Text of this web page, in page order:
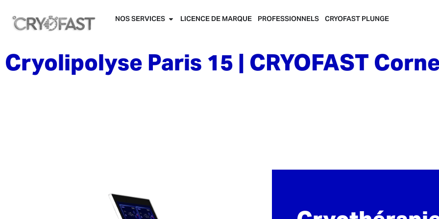
NOS SERVICES LICENCE DE MARQUE PROFESSIONNELS CRYOFAST PLUNGE
Cryolipolyse Paris 15 | CRYOFAST